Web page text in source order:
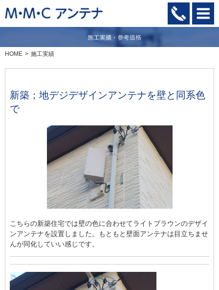
HOME 施工実績
新築；地デジデザインアンテナを壁と同系色
で
こちらの新築住宅では壁の色に合わせてライトブラウンのデザイ
ンアンテナを設置しました。もともと壁面アンテナは目立ちませ
んが同化していい感じです。